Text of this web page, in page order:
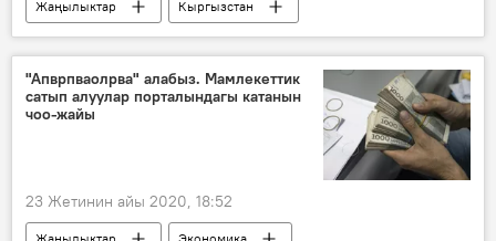
Жаңылыктар
Кыргызстан
Окуялар
жеткинчек
сабоо
өгөй ата
милиция камоо
"Апврпваолрва" алабыз. Мамлекеттик
сатып алуулар порталындагы катанын
чоо-жайы
23 Жетинин айы 2020, 18:52
Жаңылыктар Экономика